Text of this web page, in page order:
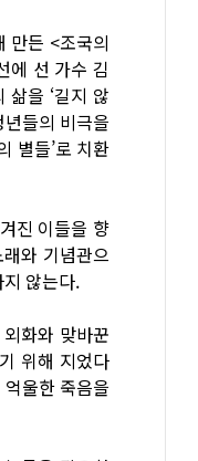
만든 <조국의
에 선 가수 김
을 ‘길지 않
들의 비극을
별들’로 치환
진 이들을 향
와 기념관으
않는다.
화와 맞바꾼
위해 지었다
울한 죽음을